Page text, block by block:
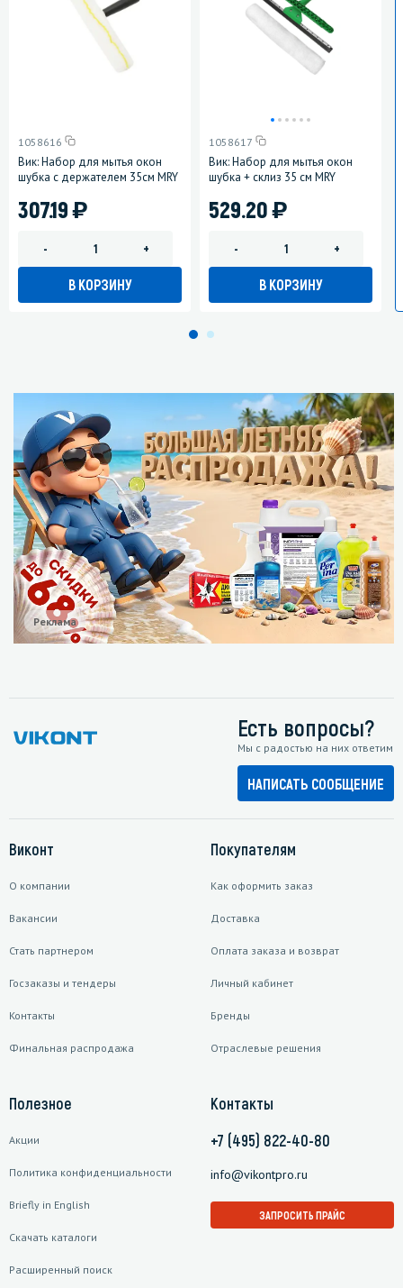
1058616
Вик: Набор для мытья окон
шубка с держателем 35см MRY
307.19)
- +
В КОРЗИНУ
1058617
Вик: Набор для мытья окон
шубка + склиз 35 см MRY
529.20)
- +
В КОРЗИНУ
Реклама
Есть вопросы?
Мы с радостью на них ответим
НАПИСАТЬ СООБЩЕНИЕ
Виконт
О компании
Вакансии
Стать партнером
Госзаказы и тендеры
Контакты
Финальная распродажа
Покупателям
Как оформить заказ
Доставка
Оплата заказа и возврат
Личный кабинет
Бренды
Отраслевые решения
Полезное
Акции
Политика конфиденциальности
Briefly in English
Скачать каталоги
Расширенный поиск
Контакты
+7 (495) 822-40-80
info@vikontpro.ru
ЗАПРОСИТЬ ПРАЙС